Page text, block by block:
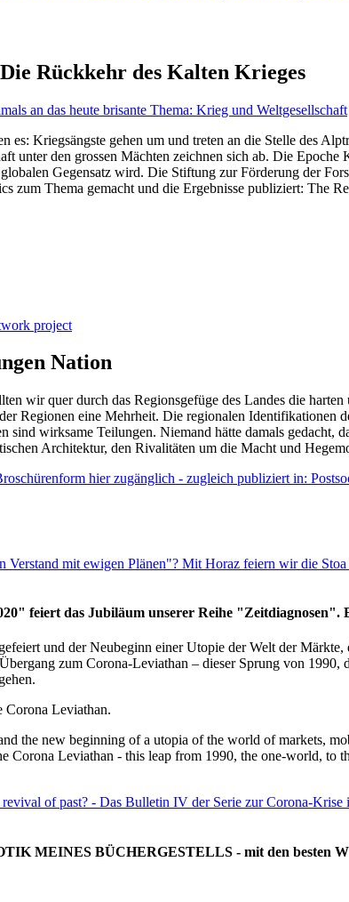
Rückkehr des Kalten Krieges
an das heute brisante Thema: Krieg und Weltgesellschaft
es: Kriegsängste gehen um und treten an die Stelle des
unter den grossen Mächten zeichnen sich ab. Die
Gegensatz wird. Die Stiftung zur Förderung der
zum Thema gemacht und die Ergebnisse publiziert:
project
Nation
wir quer durch das Regionsgefüge des Landes die
Regionen eine Mehrheit. Die regionalen
sind wirksame Teilungen. Niemand hätte damals gedacht,
Architektur, den Rivalitäten um die Macht und
hier zugänglich - zugleich publiziert in:
Verstand mit ewigen Plänen"? Mit Horaz feiern wir die
feiert das Jubiläum unserer Reihe
und der Neubeginn einer Utopie der Welt der
zum Corona-Leviathan – dieser Sprung von
Corona Leviathan.
the new beginning of a utopia of the world of markets,
Corona Leviathan - this leap from 1990, the one-world,
of past? - Das Bulletin IV der Serie zur Corona-Krise
MEINES BÜCHERGESTELLS - mit den besten